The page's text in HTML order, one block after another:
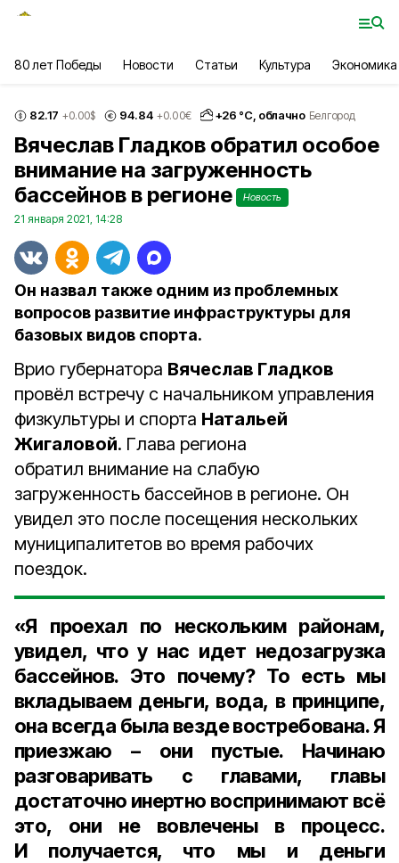
80 лет Победы Новости Статьи Культура Экономика
82.17 +0.00$ 94.84 +0.00€ +26 °С, облачно Белгород
Вячеслав Гладков обратил особое
внимание на загруженность
бассейнов в регионе
Новость
21 января 2021, 14:28
Он назвал также одним из проблемных
вопросов развитие инфраструктуры для
базовых видов спорта.
Врио губернатора Вячеслав Гладков
провёл встречу с начальником управления
физкультуры и спорта Натальей
Жигаловой. Глава региона
обратил внимание на слабую
загруженность бассейнов в регионе. Он
увидел это после посещения нескольких
муниципалитетов во время рабочих
поездок.
«Я проехал по нескольким районам,
увидел, что у нас идет недозагрузка
бассейнов. Это почему? То есть мы
вкладываем деньги, вода, в принципе,
она всегда была везде востребована. Я
приезжаю – они пустые. Начинаю
разговаривать с главами, главы
достаточно инертно воспринимают всё
это, они не вовлечены в процесс.
И получается, что мы и деньги